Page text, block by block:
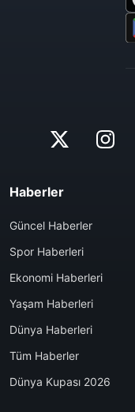
Haberler
Güncel Haberler
Spor Haberleri
Ekonomi Haberleri
Yaşam Haberleri
Dünya Haberleri
Tüm Haberler
Dünya Kupası 2026